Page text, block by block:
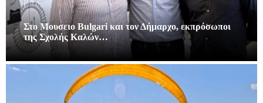
Στο Μουσειο Bulgari και τον Δήμαρχο, εκπρόσωποι
της Σχολής Καλών…